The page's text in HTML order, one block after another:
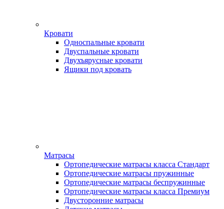
Кровати
Односпальные кровати
Двуспальные кровати
Двухъярусные кровати
Ящики под кровать
Матрасы
Ортопедические матрасы класса Стандарт
Ортопедические матрасы пружинные
Ортопедические матрасы беспружинные
Ортопедические матрасы класса Премиум
Двусторонние матрасы